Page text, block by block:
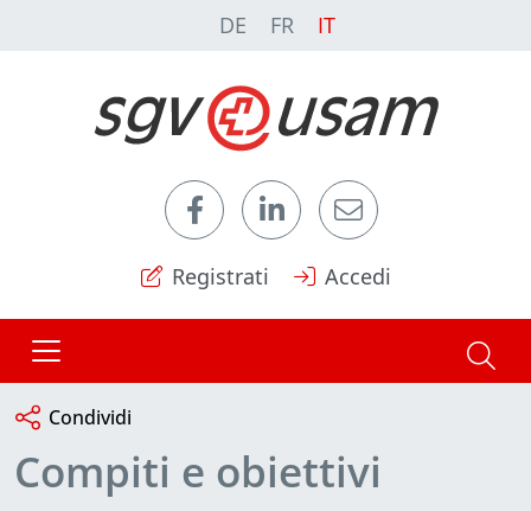
DE FR IT
Registrati Accedi
Condividi
Compiti e obiettivi